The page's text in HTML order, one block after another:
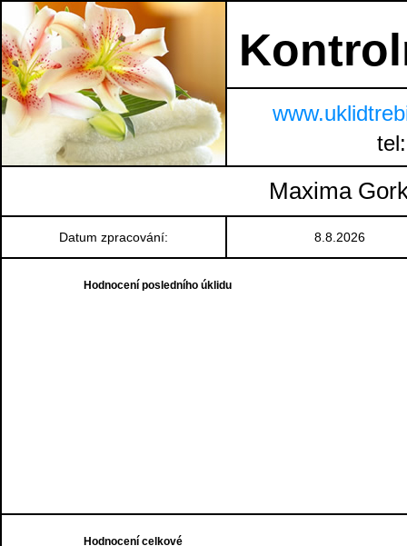
Maxima
Datum zpracování: 8.8.2026
Hodnocení posledního úklidu
Hodnocení celkové